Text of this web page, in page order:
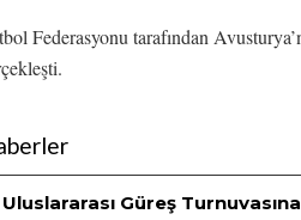
Federasyonu tarafından
Güreş